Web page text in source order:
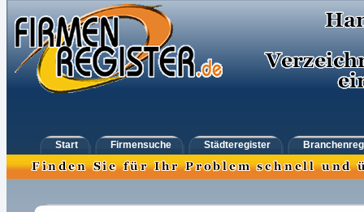
Start Firmensuche Städteregister